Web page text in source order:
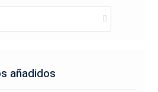
añadidos